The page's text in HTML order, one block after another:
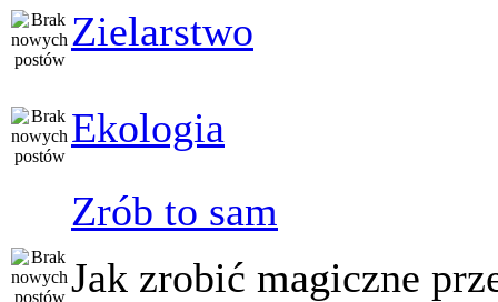
Zielarstwo
Ekologia
Zrób to sam
Jak zrobić magiczne